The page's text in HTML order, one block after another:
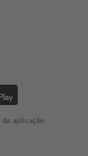
aplicação